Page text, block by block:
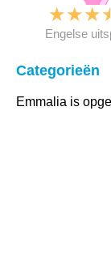
★★★★
Engelse
Categorieën
Emmalia is